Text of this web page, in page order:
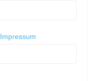
Impressum